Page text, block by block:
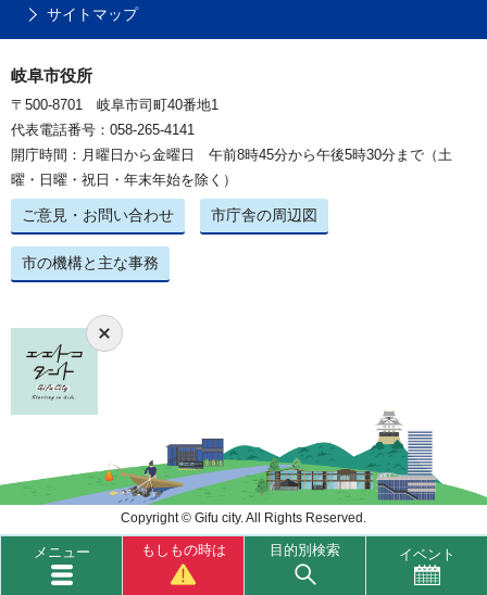
メニュー もしもの時は 目的別検索 イベント
サイトマップ
岐阜市役所
〒500-8701 岐阜市司町40番地1
代表電話番号：058-265-4141
開庁時間：月曜日から金曜日 午前8時45分から午後5時30分まで（土
曜・日曜・祝日・年末年始を除く）
ご意見・お問い合わせ 市庁舎の周辺図
市の機構と主な事務
Copyright © Gifu city. All Rights Reserved.